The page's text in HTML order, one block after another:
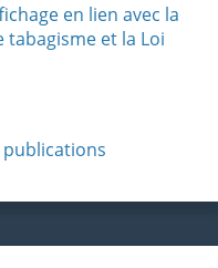
en lien avec la
et la Loi
publications